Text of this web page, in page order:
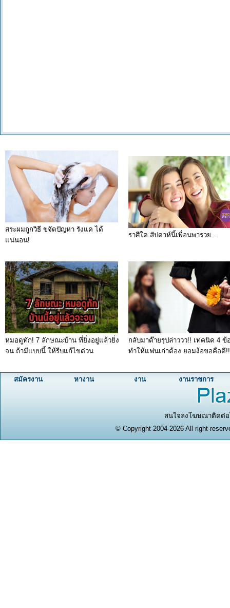
สระผมถูกวิธี ขจัดปัญหา รังแค ได้
แน่นอน!
ราศีใด สัปดาห์นี้เพื่อนพารวย..
หมอดูทัก! 7 ลักษณะบ้าน ที่ยิ่งอยู่แล้วยิ่ง
จน ถ้ามีแบบนี้ ให้รีบแก้ไขด่วน
กลับมาด๊ายรุปล่าววว!! เทคนิค 4 ข้
ทำให้แฟนเก่าต้อง ยอมง้อขอคือดี!!
สมัครงาน หางาน งาน งานราชการ
สนใจลงโฆษณาติดต่อ
© Copyright 2004-2026 All right